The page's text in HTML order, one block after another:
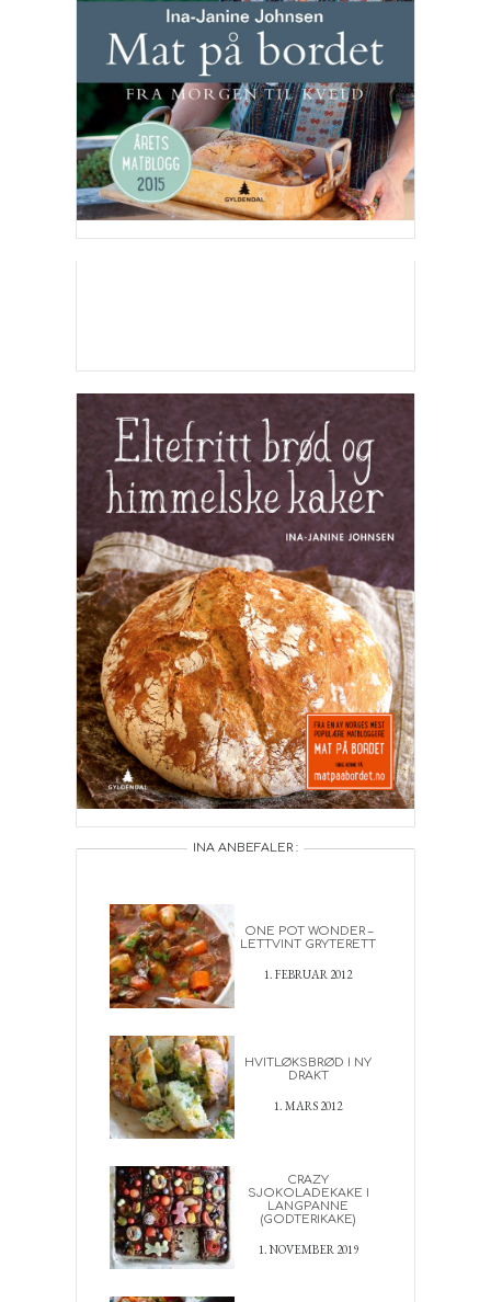
INA ANBEFALER :
ONE POT WONDER –
LETTVINT GRYTERETT
1. FEBRUAR 2012
HVITLØKSBRØD I NY
DRAKT
1. MARS 2012
CRAZY
SJOKOLADEKAKE I
LANGPANNE
(GODTERIKAKE)
1. NOVEMBER 2019